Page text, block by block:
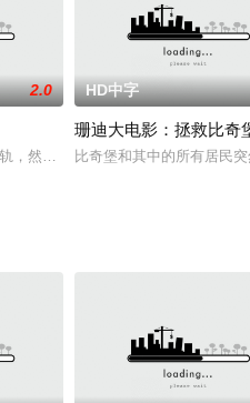
2.0
，然后遇到了活泼的Graça，他假
HD中字
珊迪大电影：拯救比奇
比奇堡和其中的所有居民